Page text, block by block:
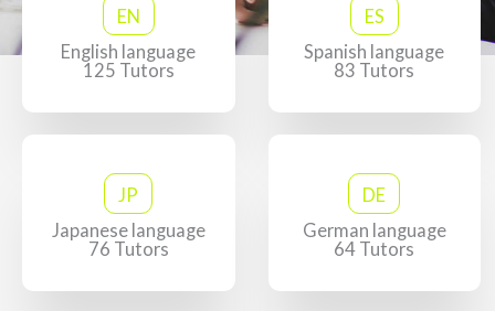
EN
English language
125 Tutors
ES
Spanish language
83 Tutors
JP
Japanese language
76 Tutors
DE
German language
64 Tutors